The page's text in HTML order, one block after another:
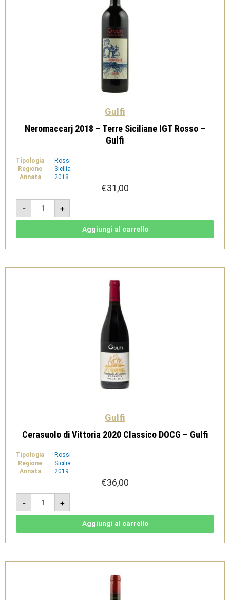
Gulfi
Neromaccarj 2018 – Terre Siciliane IGT Rosso –
Gulfi
Tipologia
Rossi
Regione
Sicilia
Annata
2018
€31,00
-
Neromaccarj
2018
-
Terre
-
+
Aggiungi al carrello
Gulfi
Cerasuolo di Vittoria 2020 Classico DOCG – Gulfi
Tipologia
Rossi
Regione
Sicilia
Annata
2019
€36,00
-
Cerasuolo
Vittoria
2020
Gulfi
+
Aggiungi al carrello